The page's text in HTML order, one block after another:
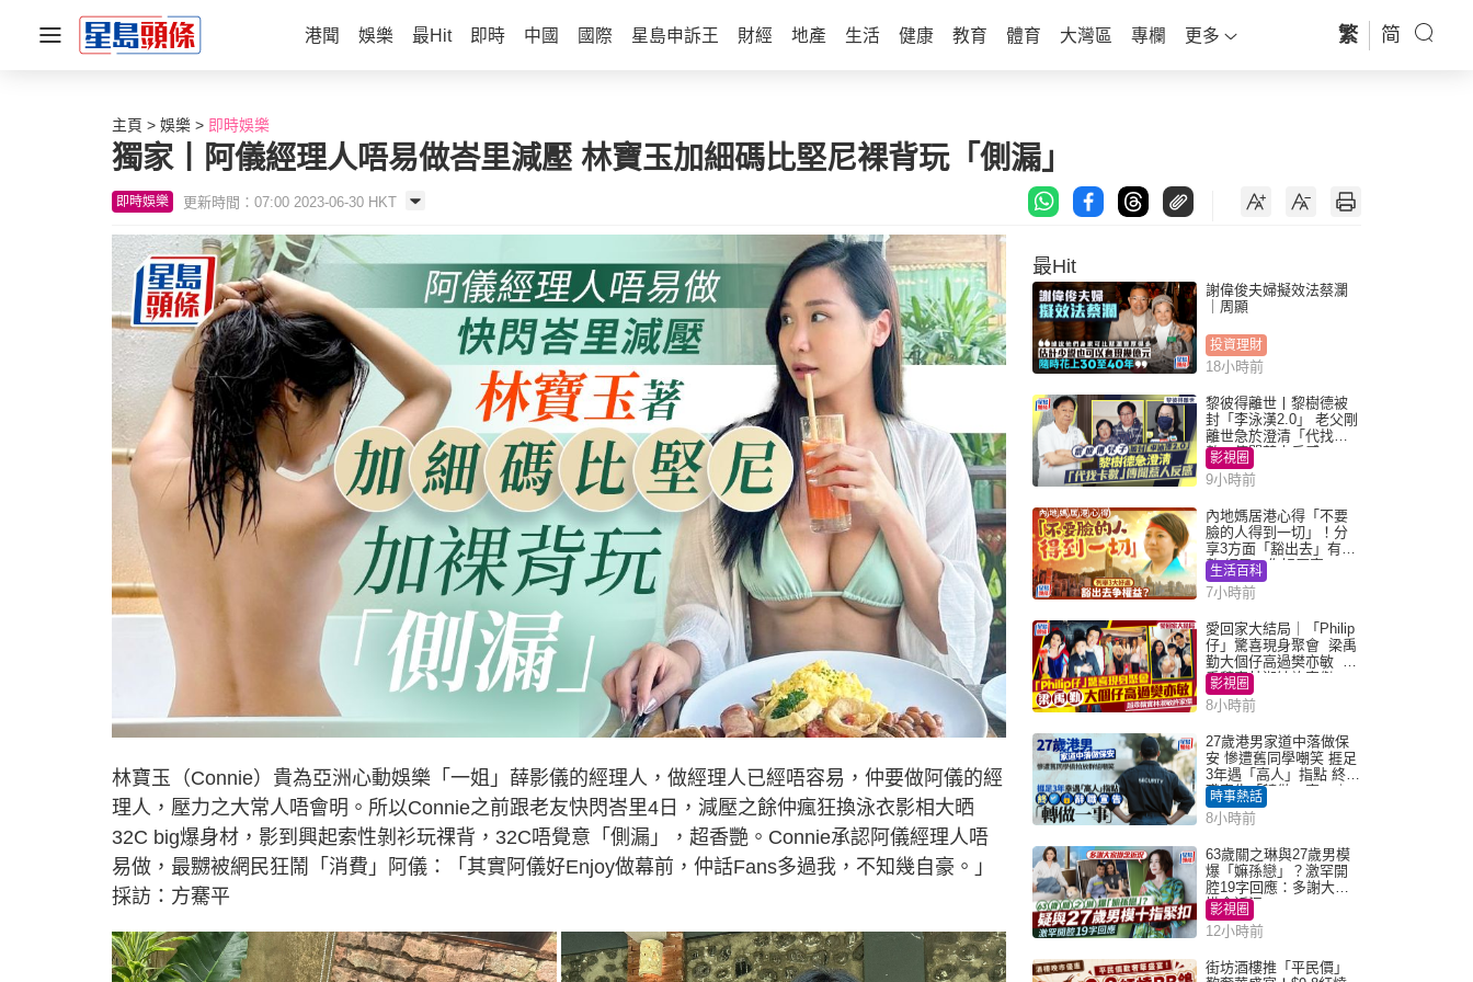
港聞 娛樂 最Hit 即時 中國 國際 星島申訴王 財經 地產 生活 健康 教育 體育 大灣區 專欄 更多 繁 简
主頁 娛樂 即時娛樂
獨家丨阿儀經理人唔易做峇里減壓 林寶玉加細碼比堅尼裸背玩「側漏」
即時娛樂 更新時間：07:00 2023-06-30 HKT
林寶玉（Connie）貴為亞洲心動娛樂「一姐」薛影儀的經理人，做經理人已經唔容易，仲要做阿儀的經
理人，壓力之大常人唔會明。所以Connie之前跟老友快閃峇里4日，減壓之餘仲瘋狂換泳衣影相大晒
32C big爆身材，影到興起索性剝衫玩祼背，32C唔覺意「側漏」，超香艷。Connie承認阿儀經理人唔
易做，最嬲被網民狂鬧「消費」阿儀：「其實阿儀好Enjoy做幕前，仲話Fans多過我，不知幾自豪。」
採訪：方騫平
最Hit
謝偉俊夫婦擬效法蔡瀾
｜周顯
投資理財
18小時前
黎彼得離世丨黎樹德被
封「李泳漢2.0」 老父剛
離世急於澄清「代找卡
數」傳聞惹人反感
影視圈
9小時前
內地媽居港心得「不要
臉的人得到一切」！分
享3方面「豁出去」有著
數 網民：你好厲害
生活百科
7小時前
愛回家大結局｜「Philip
仔」驚喜現身聚會 梁禹
勤大個仔高過樊亦敏 超
乖黐實林淑敏許家傑
影視圈
8小時前
27歲港男家道中落做保
安 慘遭舊同學嘲笑 捱足
3年遇「高人」指點 終辭
職宣告「轉做一事」｜
Juicy叮
時事熱話
8小時前
63歲關之琳與27歲男模
爆「嫲孫戀」？激罕開
腔19字回應：多謝大家
掛念近況
影視圈
12小時前
街坊酒樓推「平民價」